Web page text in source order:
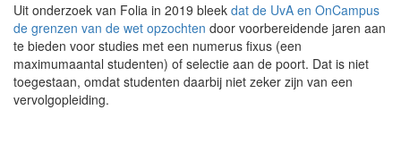
Uit onderzoek van Folia in 2019 bleek dat de UvA en OnCampus
de grenzen van de wet opzochten door voorbereidende jaren aan
te bieden voor studies met een numerus fixus (een
maximumaantal studenten) of selectie aan de poort. Dat is niet
toegestaan, omdat studenten daarbij niet zeker zijn van een
vervolgopleiding.